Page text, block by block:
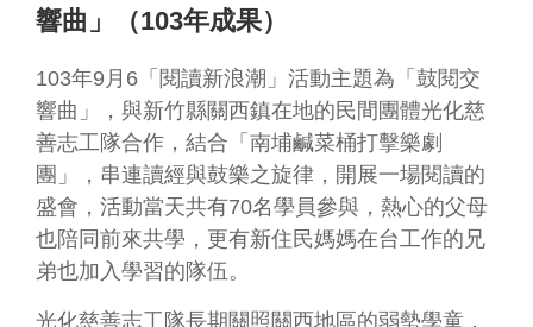
於
們
藝
資
訊
專
響曲」（103年成果）
103年9月6「閱讀新浪潮」活動主題為「鼓閱交
響曲」，與新竹縣關西鎮在地的民間團體光化慈
善志工隊合作，結合「南埔鹹菜桶打擊樂劇
團」，串連讀經與鼓樂之旋律，開展一場閱讀的
盛會，活動當天共有70名學員參與，熱心的父母
也陪同前來共學，更有新住民媽媽在台工作的兄
弟也加入學習的隊伍。
光化慈善志工隊長期關照關西地區的弱勢學童，